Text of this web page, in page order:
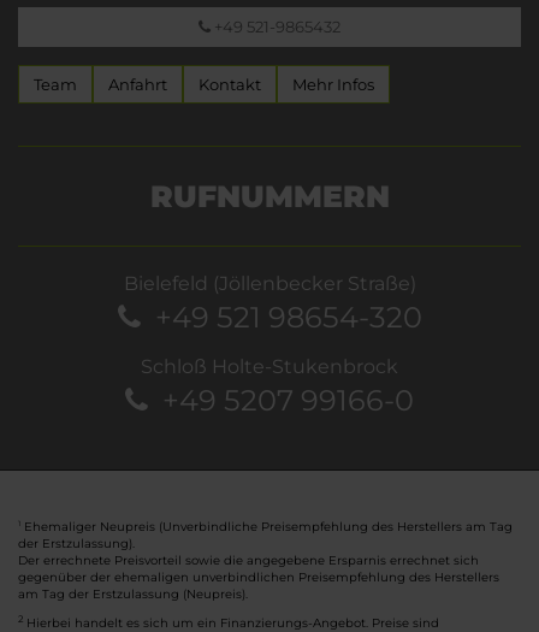
+49 521-9865432
Team Anfahrt Kontakt Mehr Infos
RUFNUMMERN
Bielefeld (Jöllenbecker Straße)
+49 521 98654-320
Schloß Holte-Stukenbrock
+49 5207 99166-0
Ehemaliger Neupreis (Unverbindliche Preisempfehlung des Herstellers am Tag
der Erstzulassung).
Der errechnete Preisvorteil sowie die angegebene Ersparnis errechnet sich
gegenüber der ehemaligen unverbindlichen Preisempfehlung des Herstellers
am Tag der Erstzulassung (Neupreis).
2 Hierbei handelt es sich um ein Finanzierungs-Angebot. Preise sind